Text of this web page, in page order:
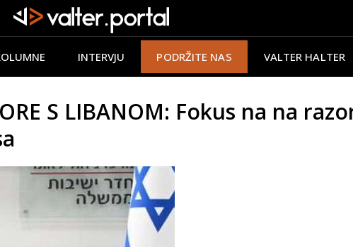
INTERVJU PODRŽITE NAS VALTER HALTER
S LIBANOM: Fokus na na